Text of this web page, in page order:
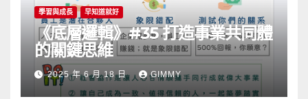
學習與成長 早知道就好
《底層邏輯》#35 打造事業共同體
的關鍵思維
2025 年 6 月 18 日 GIMMY